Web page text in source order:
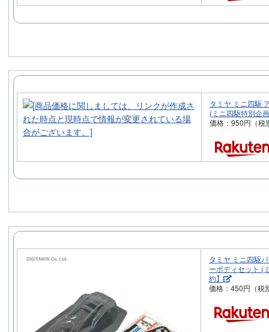
タミヤ ミニ四駆
(ミニ四駆特別企
価格：950円（税
タミヤ ミニ四駆
ーボディセット (
約】
価格：450円（税